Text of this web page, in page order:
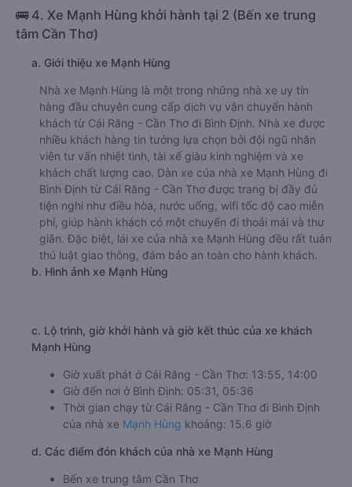
🚌 4. Xe Mạnh Hùng khởi hành tại 2 (Bến xe trung
tâm Cần Thơ)
a. Giới thiệu xe Mạnh Hùng
Nhà xe Mạnh Hùng là một trong những nhà xe uy tín
hàng đầu chuyên cung cấp dịch vụ vận chuyển hành
khách từ Cái Răng - Cần Thơ đi Bình Định. Nhà xe được
nhiều khách hàng tin tưởng lựa chọn bởi đội ngũ nhân
viên tư vấn nhiệt tình, tài xế giàu kinh nghiệm và xe
khách chất lượng cao. Dàn xe của nhà xe Mạnh Hùng đi
Bình Định từ Cái Răng - Cần Thơ được trang bị đầy đủ
tiện nghi như điều hòa, nước uống, wifi tốc độ cao miễn
phí, giúp hành khách có một chuyến đi thoải mái và thư
giãn. Đặc biệt, lái xe của nhà xe Mạnh Hùng đều rất tuân
thủ luật giao thông, đảm bảo an toàn cho hành khách.
b. Hình ảnh xe Mạnh Hùng
c. Lộ trình, giờ khởi hành và giờ kết thúc của xe khách
Mạnh Hùng
Giờ xuất phát ở Cái Răng - Cần Thơ: 13:55, 14:00
Giờ đến nơi ở Bình Định: 05:31, 05:36
Thời gian chạy từ Cái Răng - Cần Thơ đi Bình Định
của nhà xe Mạnh Hùng khoảng: 15.6 giờ
d. Các điểm đón khách của nhà xe Mạnh Hùng
Bến xe trung tâm Cần Thơ